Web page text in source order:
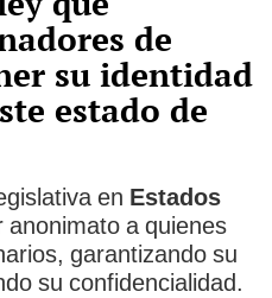
de
su identidad
estado de
en Estados
anonimato a quienes
garantizando su
su confidencialidad.